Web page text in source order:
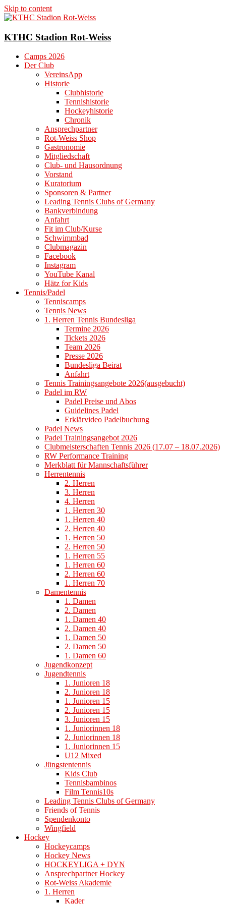
Skip to content
KTHC Stadion Rot-Weiss
Camps 2026
Der Club
VereinsApp
Historie
Clubhistorie
Tennishistorie
Hockeyhistorie
Chronik
Ansprechpartner
Rot-Weiss Shop
Gastronomie
Mitgliedschaft
Club- und Hausordnung
Vorstand
Kuratorium
Sponsoren & Partner
Leading Tennis Clubs of Germany
Bankverbindung
Anfahrt
Fit im Club/Kurse
Schwimmbad
Clubmagazin
Facebook
Instagram
YouTube Kanal
Hätz for Kids
Tennis/Padel
Tenniscamps
Tennis News
1. Herren Tennis Bundesliga
Termine 2026
Tickets 2026
Team 2026
Presse 2026
Bundesliga Beirat
Anfahrt
Tennis Trainingsangebote 2026(ausgebucht)
Padel im RW
Padel Preise und Abos
Guidelines Padel
Erklärvideo Padelbuchung
Padel News
Padel Trainingsangebot 2026
Clubmeisterschaften Tennis 2026 (17.07 – 18.07.2026)
RW Performance Training
Merkblatt für Mannschaftsführer
Herrentennis
2. Herren
3. Herren
4. Herren
1. Herren 30
1. Herren 40
2. Herren 40
1. Herren 50
2. Herren 50
1. Herren 55
1. Herren 60
2. Herren 60
1. Herren 70
Damentennis
1. Damen
2. Damen
1. Damen 40
2. Damen 40
1. Damen 50
2. Damen 50
1. Damen 60
Jugendkonzept
Jugendtennis
1. Junioren 18
2. Junioren 18
1. Junioren 15
2. Junioren 15
3. Junioren 15
1. Juniorinnen 18
2. Juniorinnen 18
1. Juniorinnen 15
U12 Mixed
Jüngstentennis
Kids Club
Tennisbambinos
Film Tennis10s
Leading Tennis Clubs of Germany
Friends of Tennis
Spendenkonto
Wingfield
Hockey
Hockeycamps
Hockey News
HOCKEYLIGA + DYN
Ansprechpartner Hockey
Rot-Weiss Akademie
1. Herren
Kader